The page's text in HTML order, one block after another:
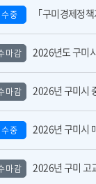
중 「구미경제정책지원센터
마감 2026년도 구미시 핵
마감 2026년 구미시 중
중 2026년 구미시
마감 2026년 구미 고교인재